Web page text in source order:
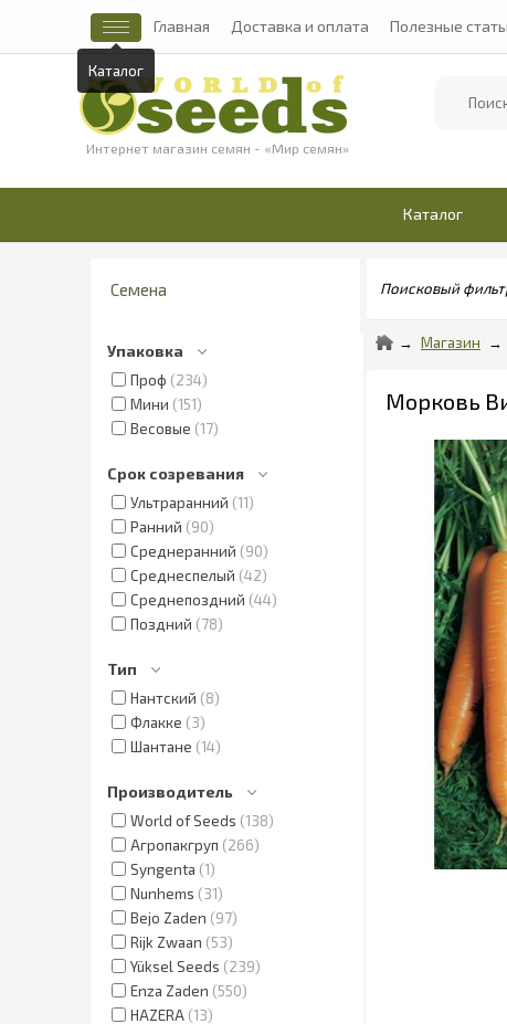
Каталог
Главная Доставка и оплата Полезные
Интернет магазин семян - «Мир семян»
Каталог
Семена
Упаковка
Проф
234
Мини 151
Весовые 17
Срок созревания
Ультраранний 11
Ранний
90
Среднеранний
90
Среднеспелый 42
Среднепоздний 44
Поздний
78
Тип
Нантский
8
Флакке
3
Шантане 14
Производитель
World of Seeds 138
Агропакгруп
266
Syngenta 1
Nunhems
31
Bejo Zaden
97
Rijk Zwaan
53
Yüksel Seeds
239
Enza Zaden
550
HAZERA 13
Поисковый
Магазин
Морковь